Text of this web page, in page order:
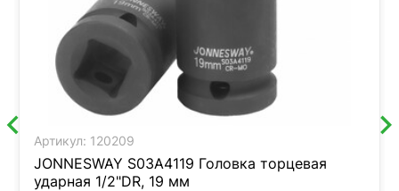
Артикул: 120209
JONNESWAY S03A4119 Головка торцевая
ударная 1/2"DR, 19 мм